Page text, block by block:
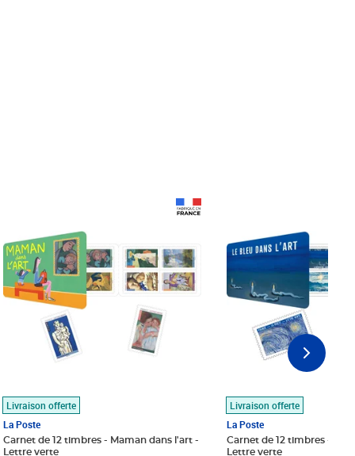
Livraison offerte
La Poste
Carnet de 12 timbres - Maman dans l'art -
Lettre verte
Livraison offerte
La Poste
Carnet de 12 timbres - Le
Lettre verte